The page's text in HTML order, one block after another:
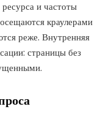
и частоты
краулерами
реже. Внутренняя
страницы без